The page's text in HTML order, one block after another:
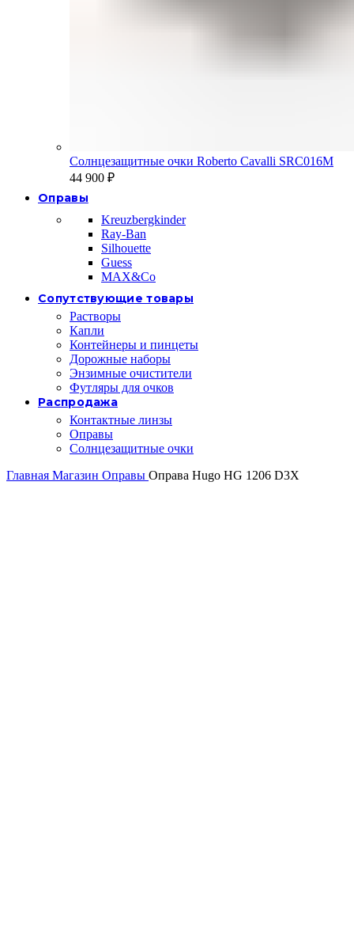
Солнцезащитные очки Roberto Cavalli SRC016M
44 900 ₽
Оправы
Kreuzbergkinder
Ray-Ban
Silhouette
Guess
MAX&Co
Сопутствующие товары
Растворы
Капли
Контейнеры и пинцеты
Дорожные наборы
Энзимные очистители
Футляры для очков
Распродажа
Контактные линзы
Оправы
Солнцезащитные очки
Главная Магазин Оправы Оправа Hugo HG 1206 D3X